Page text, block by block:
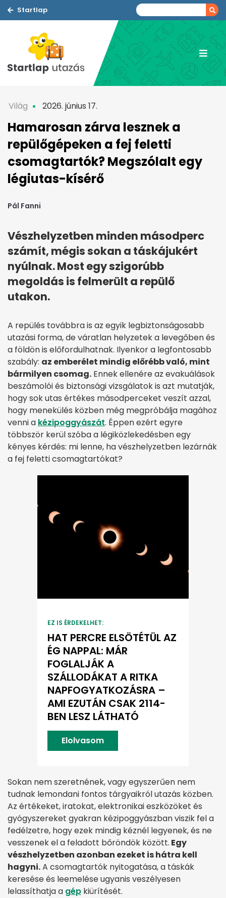
Startlap
Világ 2026. június 17.
Hamarosan zárva lesznek a
repülőgépeken a fej feletti
csomagtartók? Megszólalt egy
légiutas-kísérő
Pál Fanni
Vészhelyzetben minden másodperc
számít, mégis sokan a táskájukért
nyúlnak. Most egy szigorúbb
megoldás is felmerült a repülő
utakon.
A repülés továbbra is az egyik legbiztonságosabb
utazási forma, de váratlan helyzetek a levegőben és
a földön is előfordulhatnak. Ilyenkor a legfontosabb
szabály: az emberélet mindig előrébb való, mint
bármilyen csomag. Ennek ellenére az evakuálások
beszámolói és biztonsági vizsgálatok is azt mutatják,
hogy sok utas értékes másodperceket veszít azzal,
hogy menekülés közben még megpróbálja magához
venni a kézipoggyászát. Éppen ezért egyre
többször kerül szóba a légiközlekedésben egy
kényes kérdés: mi lenne, ha vészhelyzetben lezárnák
a fej feletti csomagtartókat?
EZ IS ÉRDEKELHET:
HAT PERCRE ELSÖTÉTÜL AZ
ÉG NAPPAL: MÁR
FOGLALJÁK A
SZÁLLODÁKAT A RITKA
NAPFOGYATKOZÁSRA –
AMI EZUTÁN CSAK 2114-
BEN LESZ LÁTHATÓ
Elolvasom
Sokan nem szeretnének, vagy egyszerűen nem
tudnak lemondani fontos tárgyaikról utazás közben.
Az értékeket, iratokat, elektronikai eszközöket és
gyógyszereket gyakran kézipoggyászban viszik fel a
fedélzetre, hogy ezek mindig kéznél legyenek, és ne
vesszenek el a feladott bőröndök között. Egy
vészhelyzetben azonban ezeket is hátra kell
hagyni.A csomagtartók nyitogatása, a táskák
keresése és leemelése ugyanis veszélyesen
lelassíthatja a gép kiürítését.